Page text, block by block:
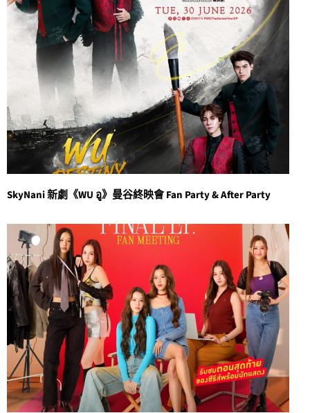
SkyNani 新劇《WU อู》曼谷終映會 Fan Party & After Party